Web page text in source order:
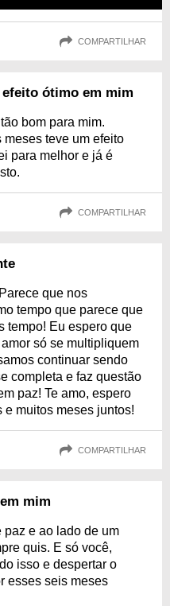
COMPARTILHAR
ótimo em mim
bom para mim.
teve um efeito
para melhor e já é
COMPARTILHAR
que nos
tempo que parece que
tempo! Eu espero que
só se multipliquem
continuar sendo
completa e faz questão
paz! Te amo, espero
muitos meses juntos!
COMPARTILHAR
mim
e ao lado de um
quis. E só você,
isso e despertar o
esses seis meses